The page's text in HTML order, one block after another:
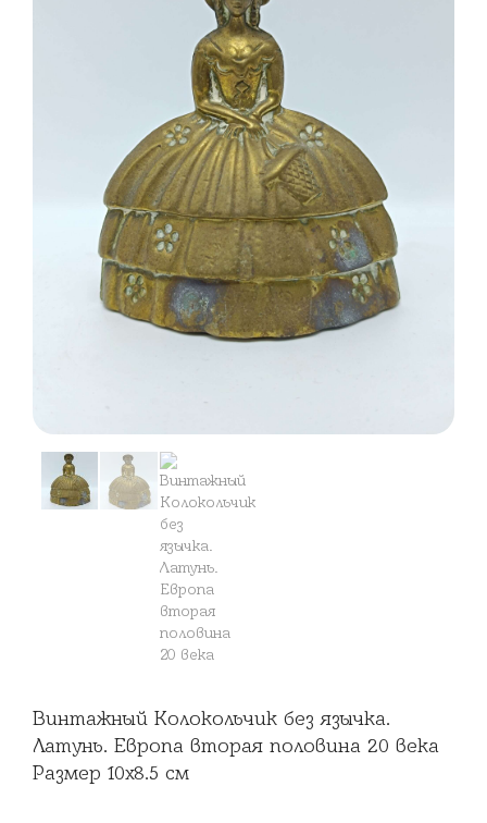
Винтажный Колокольчик без язычка.
Латунь. Европа вторая половина 20 века
Размер 10х8.5 см